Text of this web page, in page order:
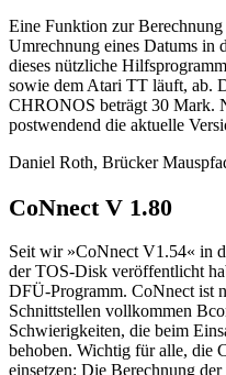
Eine Funktion zur
Umrechnung eines Datums in
dieses nützliche
sowie dem Atari TT läuft, ab.
CHRONOS beträgt 30 Mark.
postwendend die aktuelle
Daniel Roth, Brücker
CoNnect V 1.80
Seit wir »CoNnect V1.54« in
der TOS-Disk veröffentlicht
DFÜ-Programm. CoNnect ist
Schnittstellen vollkommen
Schwierigkeiten, die beim
behoben. Wichtig für alle, die
einsetzen: Die Berechnung